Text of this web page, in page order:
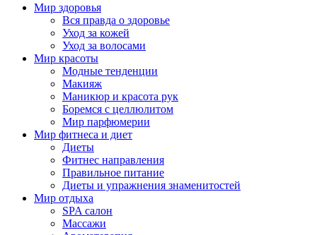
Мир здоровья
Вся правда о здоровье
Уход за кожей
Уход за волосами
Мир красоты
Модные тенденции
Макияж
Маникюр и красота рук
Боремся с целлюлитом
Мир парфюмерии
Мир фитнеса и диет
Диеты
Фитнес направления
Правильное питание
Диеты и упражнения знаменитостей
Мир отдыха
SPA салон
Массажи